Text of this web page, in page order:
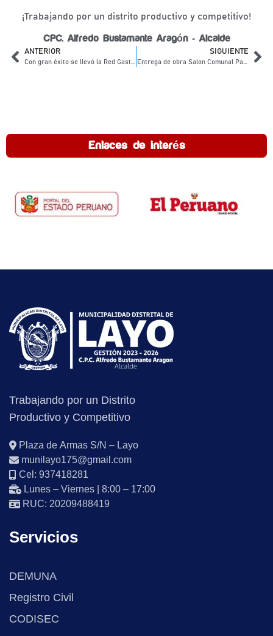
¡Trabajando por un distrito productivo y competitivo!
CPC. Alfredo Bustamante Aragón - Alcalde
ANTERIOR
Con gran éxito se llevó la Red Gastronómica
SIGUIENTE
Entrega de obra Salon Comunal Patillani
Enlaces de interés
Trabajando por un Distrito
Productivo y Competitivo
Plaza de Armas S/N – Layo
munilayo175@gmail.com
Cel: 937418281
Lunes – Viernes | 8:00 – 17:00
RUC: 20209488419
Servicios
DEMUNA
Registro Civil
CODISEC